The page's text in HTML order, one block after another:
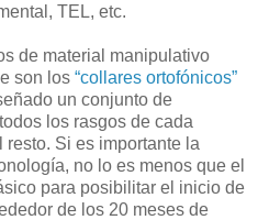
TEL, etc.
de material manipulativo
son los “collares ortofónicos”
un conjunto de
los rasgos de cada
Si es importante la
no lo es menos que el
para posibilitar el inicio de
de los 20 meses de